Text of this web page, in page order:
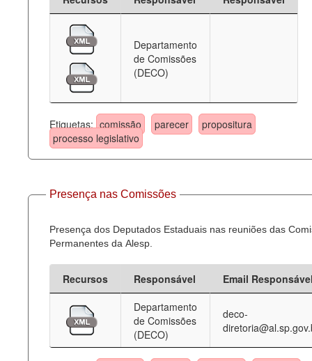
Departamento
de Comissões
(DECO)
Etiquetas: comissão parecer
propositura
processo legislativo
Presença nas Comissões
Presença dos Deputados Estaduais nas reuniões das
Permanentes da Alesp.
Recursos Responsável
Email
Departamento
de Comissões
(DECO)
deco-